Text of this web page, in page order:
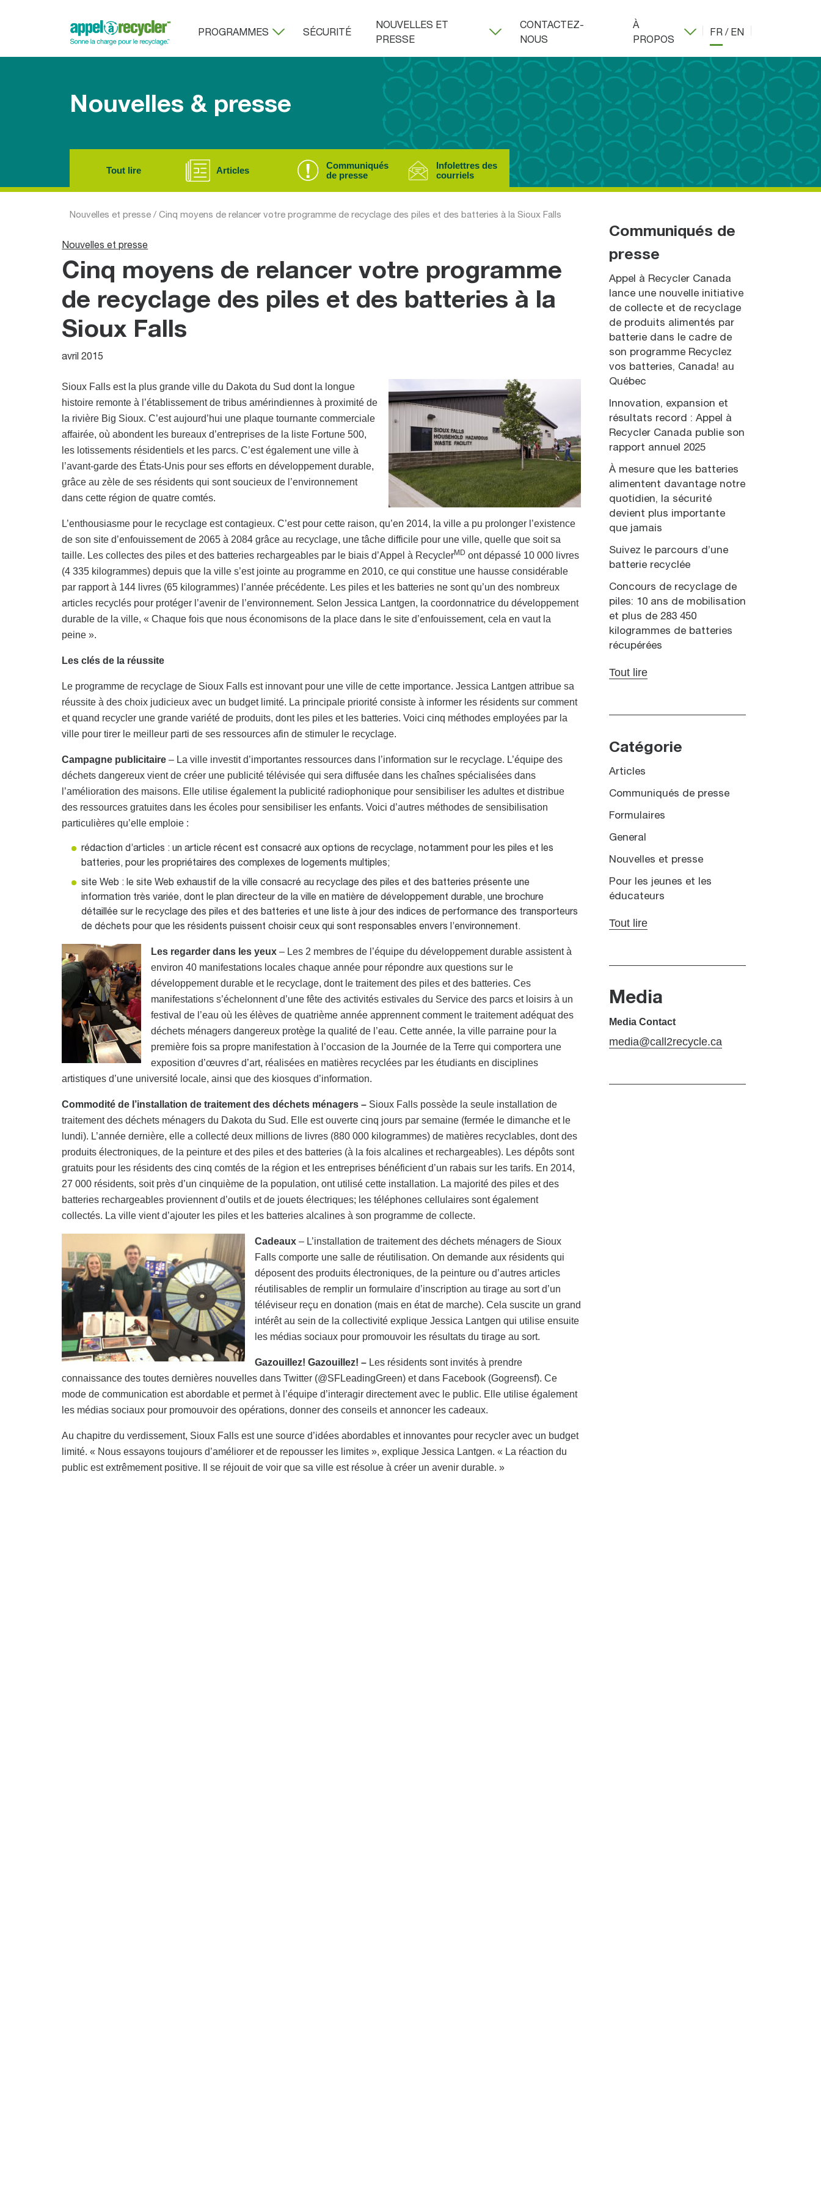
PROGRAMMES SÉCURITÉ
NOUVELLES ET
PRESSE
CONTACTEZ-
NOUS
À
PROPOS
FR / EN
Nouvelles & presse
Tout lire Articles
Communiqués
de presse
Infolettres des
courriels
Nouvelles et presse / Cinq moyens de relancer votre programme de recyclage des piles et des batteries à la Sioux Falls
Nouvelles et presse
Cinq moyens de relancer votre programme
de recyclage des piles et des batteries à la
Sioux Falls
avril 2015
Sioux Falls est la plus grande ville du Dakota du Sud dont la longue
histoire remonte à l’établissement de tribus amérindiennes à proximité de
la rivière Big Sioux. C’est aujourd’hui une plaque tournante commerciale
affairée, où abondent les bureaux d’entreprises de la liste Fortune 500,
les lotissements résidentiels et les parcs. C’est également une ville à
l’avant-garde des États-Unis pour ses efforts en développement durable,
grâce au zèle de ses résidents qui sont soucieux de l’environnement
dans cette région de quatre comtés.
L’enthousiasme pour le recyclage est contagieux. C’est pour cette raison, qu’en 2014, la ville a pu prolonger l’existence
de son site d’enfouissement de 2065 à 2084 grâce au recyclage, une tâche difficile pour une ville, quelle que soit sa
taille. Les collectes des piles et des batteries rechargeables par le biais d’Appel à RecyclerMD ont dépassé 10 000 livres
(4 335 kilogrammes) depuis que la ville s’est jointe au programme en 2010, ce qui constitue une hausse considérable
par rapport à 144 livres (65 kilogrammes) l’année précédente. Les piles et les batteries ne sont qu’un des nombreux
articles recyclés pour protéger l’avenir de l’environnement. Selon Jessica Lantgen, la coordonnatrice du développement
durable de la ville, « Chaque fois que nous économisons de la place dans le site d’enfouissement, cela en vaut la
peine ».
Les clés de la réussite
Le programme de recyclage de Sioux Falls est innovant pour une ville de cette importance. Jessica Lantgen attribue sa
réussite à des choix judicieux avec un budget limité. La principale priorité consiste à informer les résidents sur comment
et quand recycler une grande variété de produits, dont les piles et les batteries. Voici cinq méthodes employées par la
ville pour tirer le meilleur parti de ses ressources afin de stimuler le recyclage.
Campagne publicitaire – La ville investit d’importantes ressources dans l’information sur le recyclage. L’équipe des
déchets dangereux vient de créer une publicité télévisée qui sera diffusée dans les chaînes spécialisées dans
l’amélioration des maisons. Elle utilise également la publicité radiophonique pour sensibiliser les adultes et distribue
des ressources gratuites dans les écoles pour sensibiliser les enfants. Voici d’autres méthodes de sensibilisation
particulières qu’elle emploie :
rédaction d’articles : un article récent est consacré aux options de recyclage, notamment pour les piles et les
batteries, pour les propriétaires des complexes de logements multiples;
site Web : le site Web exhaustif de la ville consacré au recyclage des piles et des batteries présente une
information très variée, dont le plan directeur de la ville en matière de développement durable, une brochure
détaillée sur le recyclage des piles et des batteries et une liste à jour des indices de performance des transporteurs
de déchets pour que les résidents puissent choisir ceux qui sont responsables envers l’environnement.
Les regarder dans les yeux – Les 2 membres de l’équipe du développement durable assistent à
environ 40 manifestations locales chaque année pour répondre aux questions sur le
développement durable et le recyclage, dont le traitement des piles et des batteries. Ces
manifestations s’échelonnent d’une fête des activités estivales du Service des parcs et loisirs à un
festival de l’eau où les élèves de quatrième année apprennent comment le traitement adéquat des
déchets ménagers dangereux protège la qualité de l’eau. Cette année, la ville parraine pour la
première fois sa propre manifestation à l’occasion de la Journée de la Terre qui comportera une
exposition d’œuvres d’art, réalisées en matières recyclées par les étudiants en disciplines
artistiques d’une université locale, ainsi que des kiosques d’information.
Commodité de l’installation de traitement des déchets ménagers – Sioux Falls possède la seule installation de
traitement des déchets ménagers du Dakota du Sud. Elle est ouverte cinq jours par semaine (fermée le dimanche et le
lundi). L’année dernière, elle a collecté deux millions de livres (880 000 kilogrammes) de matières recyclables, dont des
produits électroniques, de la peinture et des piles et des batteries (à la fois alcalines et rechargeables). Les dépôts sont
gratuits pour les résidents des cinq comtés de la région et les entreprises bénéficient d’un rabais sur les tarifs. En 2014,
27 000 résidents, soit près d’un cinquième de la population, ont utilisé cette installation. La majorité des piles et des
batteries rechargeables proviennent d’outils et de jouets électriques; les téléphones cellulaires sont également
collectés. La ville vient d’ajouter les piles et les batteries alcalines à son programme de collecte.
Cadeaux– L’installation de traitement des déchets ménagers de Sioux
Falls comporte une salle de réutilisation. On demande aux résidents qui
déposent des produits électroniques, de la peinture ou d’autres articles
réutilisables de remplir un formulaire d’inscription au tirage au sort d’un
téléviseur reçu en donation (mais en état de marche). Cela suscite un grand
intérêt au sein de la collectivité explique Jessica Lantgen qui utilise ensuite
les médias sociaux pour promouvoir les résultats du tirage au sort.
Gazouillez! Gazouillez! – Les résidents sont invités à prendre
connaissance des toutes dernières nouvelles dans Twitter (@SFLeadingGreen) et dans Facebook (Gogreensf). Ce
mode de communication est abordable et permet à l’équipe d’interagir directement avec le public. Elle utilise également
les médias sociaux pour promouvoir des opérations, donner des conseils et annoncer les cadeaux.
Au chapitre du verdissement, Sioux Falls est une source d’idées abordables et innovantes pour recycler avec un budget
limité. « Nous essayons toujours d’améliorer et de repousser les limites », explique Jessica Lantgen. « La réaction du
public est extrêmement positive. Il se réjouit de voir que sa ville est résolue à créer un avenir durable. »
Communiqués de
presse
Appel à Recycler Canada
lance une nouvelle initiative
de collecte et de recyclage
de produits alimentés par
batterie dans le cadre de
son programme Recyclez
vos batteries, Canada! au
Québec
Innovation, expansion et
résultats record : Appel à
Recycler Canada publie son
rapport annuel 2025
À mesure que les batteries
alimentent davantage notre
quotidien, la sécurité
devient plus importante
que jamais
Suivez le parcours d’une
batterie recyclée
Concours de recyclage de
piles: 10 ans de mobilisation
et plus de 283 450
kilogrammes de batteries
récupérées
Tout lire
Catégorie
Articles
Communiqués de presse
Formulaires
General
Nouvelles et presse
Pour les jeunes et les
éducateurs
Tout lire
Media
Media Contact
media@call2recycle.ca